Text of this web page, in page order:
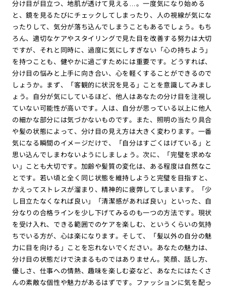
分け目が目立つ、地肌が透けて見える…。一度気になり始める
と、鏡を見るたびにチェックしてしまったり、人の視線が気にな
ったりして、気分が落ち込んでしまうこともあるでしょう。もち
ろん、適切なケアやスタイリングで見た目を改善する努力は大切
ですが、それと同時に、過度に気にしすぎない「心の持ちよう」
を持つことも、健やかに過ごすためには重要です。どうすれば、
分け目の悩みと上手に向き合い、心を軽くすることができるので
しょうか。まず、「客観的に状況を見る」ことを意識してみまし
ょう。自分が気にしているほど、他人はあなたの分け目を注視し
ていない可能性が高いです。人は、自分が思っている以上に他人
の細かな部分には気づかないものです。また、照明の当たり具合
や髪の状態によって、分け目の見え方は大きく変わります。一番
気になる瞬間のイメージだけで、「自分はすごくはげている」と
思い込んでしまわないようにしましょう。次に、「完璧を求めな
い」ことも大切です。加齢や髪質の変化は、ある程度は自然なこ
とです。若い頃と全く同じ状態を維持しようと完璧を目指すと、
かえってストレスが溜まり、精神的に疲弊してしまいます。「少
し目立たなくなれば良い」「清潔感があれば良い」といった、自
分なりの合格ラインを少し下げてみるのも一つの方法です。現状
を受け入れ、できる範囲でのケアを楽しむ、というくらいの気持
ちでいる方が、心は楽になります。そして、「髪以外の自分の魅
力に目を向ける」ことを忘れないでください。あなたの魅力は、
分け目の状態だけで決まるものではありません。笑顔、話し方、
優しさ、仕事への情熱、趣味を楽しむ姿など、あなたにはたくさ
んの素敵な個性や魅力があるはずです。ファッションに気を配っ